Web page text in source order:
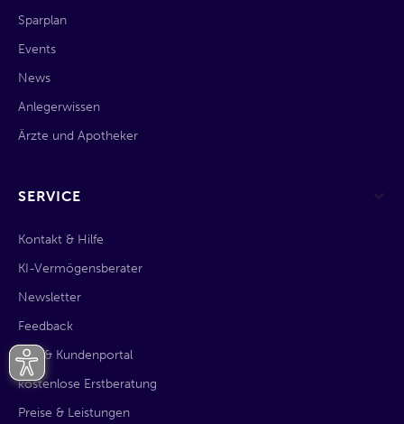
Sparplan
Events
News
Anlegerwissen
Ärzte und Apotheker
SERVICE
Kontakt & Hilfe
KI-Vermögensberater
Newsletter
Feedback
App & Kundenportal
kostenlose Erstberatung
Preise & Leistungen